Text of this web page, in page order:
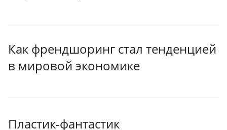
Как френдшоринг стал тенденцией
в мировой экономике
Пластик-фантастик